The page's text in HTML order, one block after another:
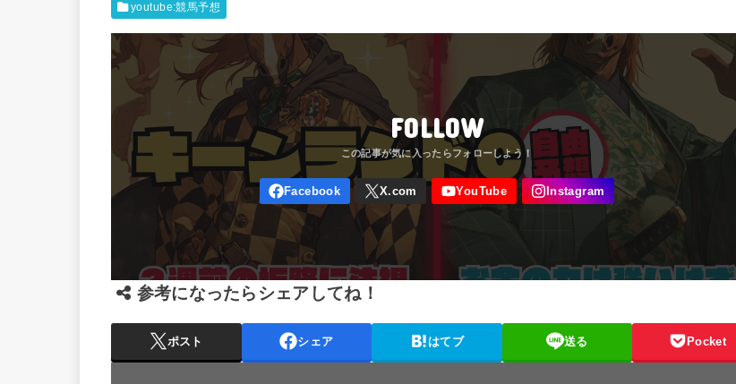
youtube:競馬予想
FOLLOW
参考になったらシェアしてね！
ポスト シェア はてブ 送る Pocket